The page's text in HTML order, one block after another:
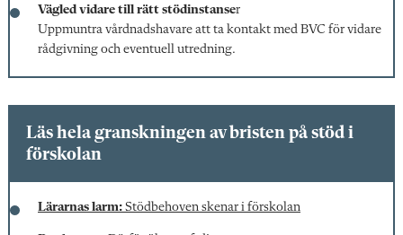
Vägled vidare till rätt stödinstanser
Uppmuntra vårdnadshavare att ta kontakt med BVC för vidare
rådgivning och eventuell utredning.
Läs hela granskningen av bristen på stöd i
förskolan
Lärarnas larm: Stödbehoven skenar i förskolan